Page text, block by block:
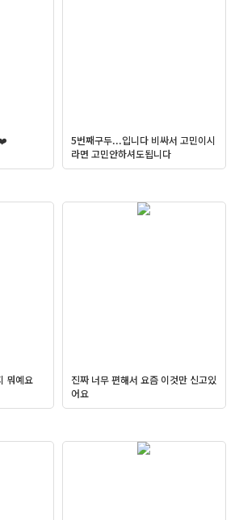
5번째구두...입니다 비싸서 고민이시
라면 고민안하셔도됩니다
뭐예요
진짜 너무 편해서 요즘 이것만 신고있
어요